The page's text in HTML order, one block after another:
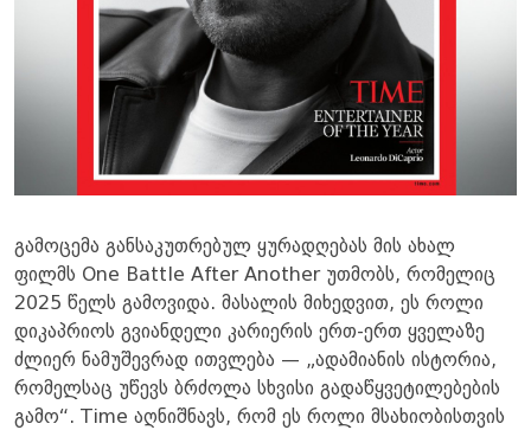
გამოცემა განსაკუთრებულ ყურადღებას მის ახალ
ფილმს One Battle After Another უთმობს, რომელიც
2025 წელს გამოვიდა. მასალის მიხედვით, ეს როლი
დიკაპრიოს გვიანდელი კარიერის ერთ-ერთ ყველაზე
ძლიერ ნამუშევრად ითვლება — „ადამიანის ისტორია,
რომელსაც უწევს ბრძოლა სხვისი გადაწყვეტილებების
გამო“. Time აღნიშნავს, რომ ეს როლი მსახიობისთვის